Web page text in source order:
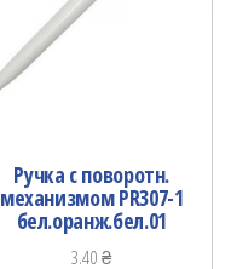
Ручка с поворотн.
механизмом PR307-1
бел.оранж.бел.01
3.40₴